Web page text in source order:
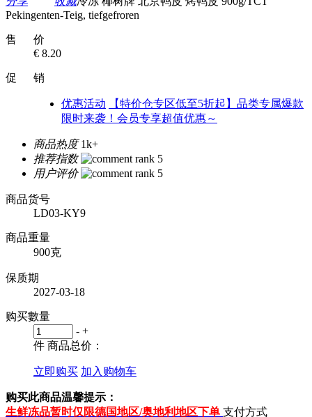
Pekingenten-Teig, tiefgefroren
售 价
€ 8.20
促 销
优惠活动
【特价仓专区低至5折起】品类专属爆款
限时来袭！会员专享超值优惠～
商品热度 1k+
推荐指数
用户评价
商品货号
LD03-KY9
商品重量
900克
保质期
2027-03-18
购买數量
- +
件 商品总价：
立即购买 加入购物车
购买此商品温馨提示：
生鲜冻品暂时仅限德国地区/奥地利地区下单 支付方式